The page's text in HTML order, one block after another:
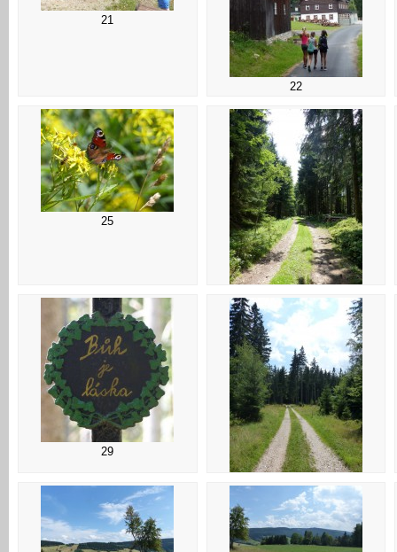
21
22
25
26
29
30